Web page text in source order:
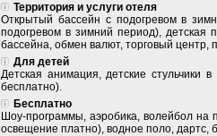
Территория и услуги отеля
Открытый бассейн с подогревом в
подогревом в зимний период),
бассейна, обмен валют, торговый центр,
Для детей
Детская анимация, детские стульчики
бесплатно).
Бесплатно
Шоу-программы, аэробика, волейбол на
освещение платно), водное поло, дартс,